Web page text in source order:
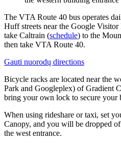
The VTA Route 40 bus operates
Huff streets near the Google Visitor
take Caltrain (schedule) to the
then take VTA Route 40.
Gauti nuorodų directions
Bicycle racks are located near the
Park and Googleplex) of Gradient
bring your own lock to secure your
When using rideshare or taxi, set
Canopy, and you will be dropped
the west entrance.